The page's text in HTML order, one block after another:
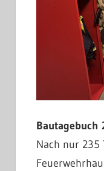
Bautagebuch
Nach nur 235